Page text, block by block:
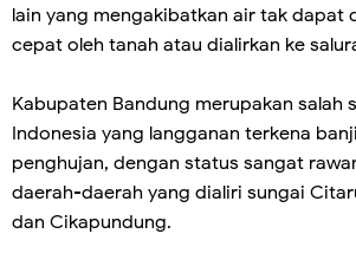
lain yang mengakibatkan air tak dapat
cepat oleh tanah atau dialirkan ke
Kabupaten Bandung merupakan salah
Indonesia yang langganan terkena
penghujan, dengan status sangat
daerah-daerah yang dialiri sungai
dan Cikapundung.